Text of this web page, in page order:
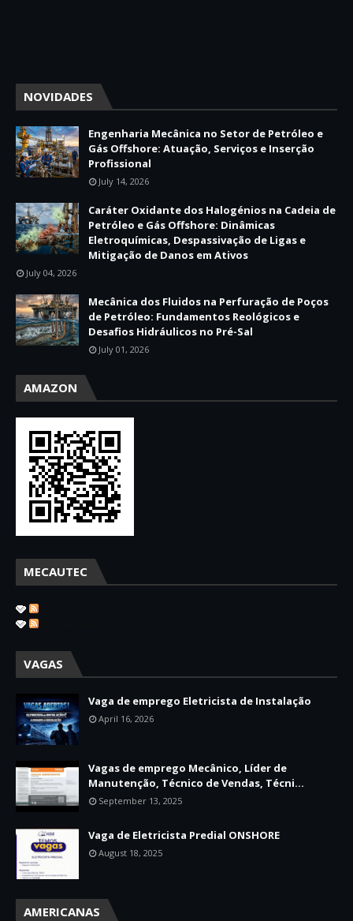
NOVIDADES
Engenharia Mecânica no Setor de Petróleo e
Gás Offshore: Atuação, Serviços e Inserção
Profissional
July 14, 2026
Caráter Oxidante dos Halogénios na Cadeia de
Petróleo e Gás Offshore: Dinâmicas
Eletroquímicas, Despassivação de Ligas e
Mitigação de Danos em Ativos
July 04, 2026
Mecânica dos Fluidos na Perfuração de Poços
de Petróleo: Fundamentos Reológicos e
Desafios Hidráulicos no Pré-Sal
July 01, 2026
AMAZON
MECAUTEC
VAGAS
Vaga de emprego Eletricista de Instalação
April 16, 2026
Vagas de emprego Mecânico, Líder de
Manutenção, Técnico de Vendas, Técni...
September 13, 2025
Vaga de Eletricista Predial ONSHORE
August 18, 2025
AMERICANAS